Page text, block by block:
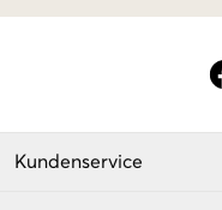
Kundenservice